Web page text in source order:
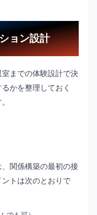
ョン設計
までの体験設計で決
かを整理しておく
関係構築の最初の接
トは次のとおりで